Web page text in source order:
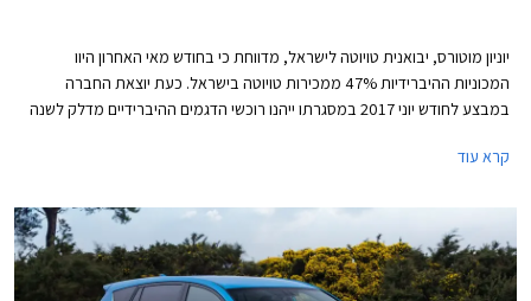
יוניון מוטורס, יבואנית טויוטה לישראל, מדווחת כי בחודש מאי האחרון היוו
המכוניות ההיברידיות 47% ממכירות טויוטה בישראל. כעת יוצאת החברה
במבצע לחודש יוני 2017 במסגרתו ייהנו רוכשי הדגמים ההיברידיים מדלק לשנה
קרא עוד